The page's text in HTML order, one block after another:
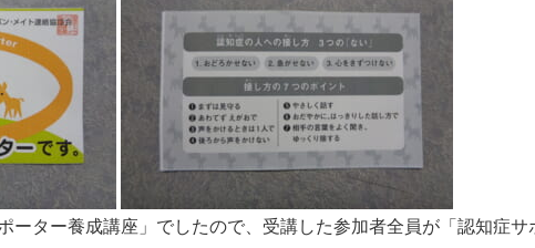
ーター養成講座」でしたので、受講した参加者全員が「認知症サ